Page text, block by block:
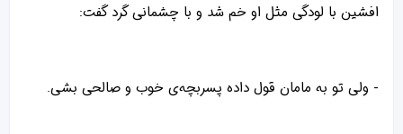
افشین با لودگی مثل او خم شد و با چشمانی گرد گفت:
- ولی تو به مامان قول داده پسربچه‌ی خوب و صالحی بشی.